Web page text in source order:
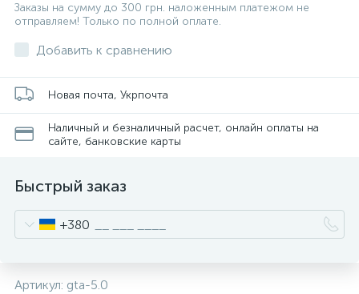
Заказы на сумму до 300 грн. наложенным платежом не
отправляем! Только по полной оплате.
Добавить к сравнению
Новая почта, Укрпочта
Наличный и безналичный расчет, онлайн оплаты на
сайте, банковские карты
Быстрый заказ
+380
Артикул: gta-5.0